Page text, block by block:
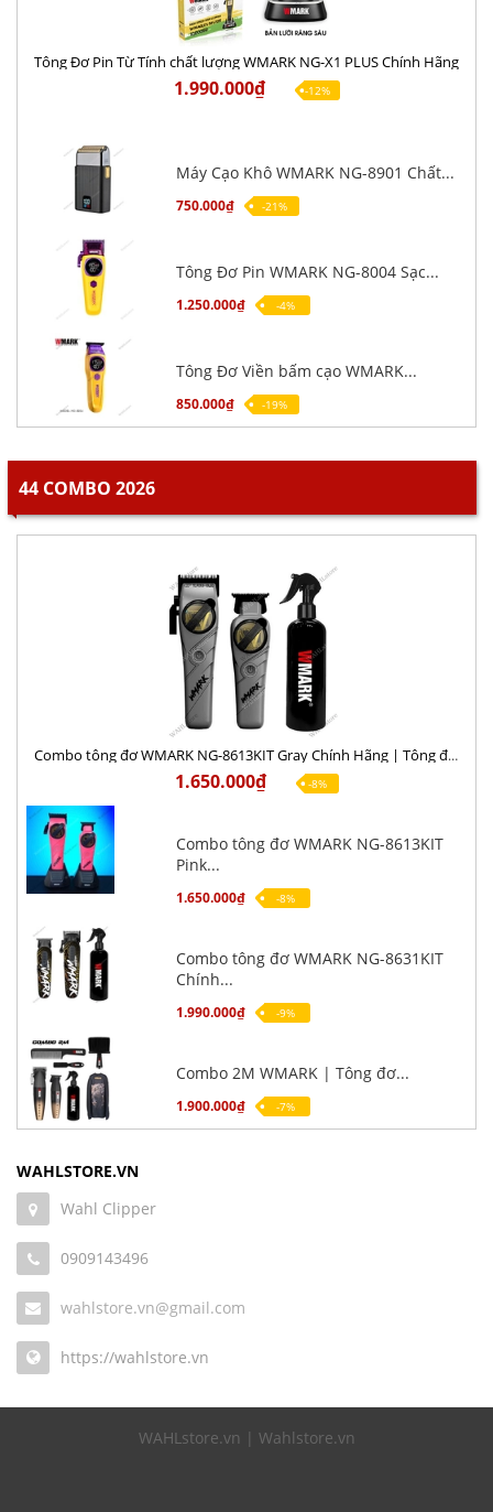
Tông Đơ Pin Từ Tính chất lượng WMARK NG-X1 PLUS Chính Hãng
1.990.000₫ -12%
Máy Cạo Khô WMARK NG-8901 Chất...
750.000₫ -21%
Tông Đơ Pin WMARK NG-8004 Sạc...
1.250.000₫ -4%
Tông Đơ Viền bấm cạo WMARK...
850.000₫ -19%
44 COMBO 2026
Combo tông đơ WMARK NG-8613KIT Gray Chính Hãng | Tông đơ cắt + Tông viền
1.650.000₫ -8%
Combo tông đơ WMARK NG-8613KIT
Pink...
1.650.000₫ -8%
Combo tông đơ WMARK NG-8631KIT
Chính...
1.990.000₫ -9%
Combo 2M WMARK | Tông đơ...
1.900.000₫ -7%
WAHLSTORE.VN
Wahl Clipper
0909143496
wahlstore.vn@gmail.com
https://wahlstore.vn
WAHLstore.vn | Wahlstore.vn